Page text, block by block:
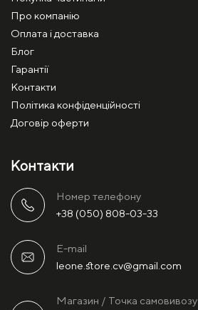
Про компанію
Оплата і доставка
Блог
Гарантії
Контакти
Політика конфіденційності
Договір оферти
Контакти
Номер телефону
+38 (050) 808-03-33
E-mail
leone.store.cv@gmail.com
Магазин / Точка самовивозу